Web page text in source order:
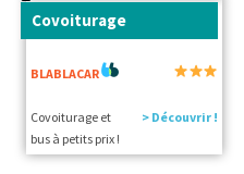
Covoiturage
BLABLACAR
Covoiturage et
bus à petits prix !
> Découvrir !